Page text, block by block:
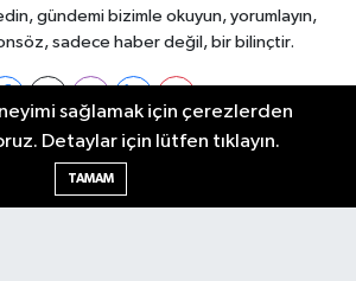
gündemi bizimle okuyun, yorumlayın,
sadece haber değil, bir bilinçtir.
sağlamak için çerezlerden
Detaylar için lütfen tıklayın.
TAMAM